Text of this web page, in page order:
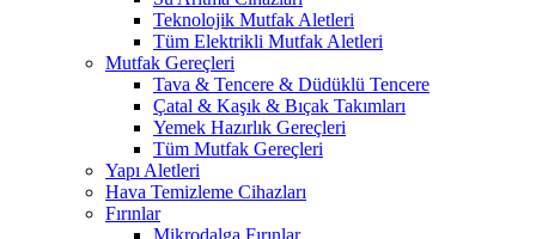
Teknolojik Mutfak Aletleri
Tüm Elektrikli Mutfak Aletleri
Mutfak Gereçleri
Tava & Tencere & Düdüklü Tencere
Çatal & Kaşık & Bıçak Takımları
Yemek Hazırlık Gereçleri
Tüm Mutfak Gereçleri
Yapı Aletleri
Hava Temizleme Cihazları
Fırınlar
Mikrodalga Fırınlar